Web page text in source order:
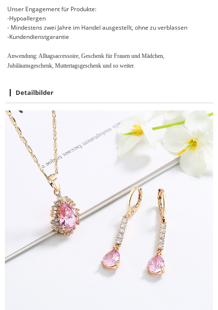
Unser Engagement für Produkte:
-Hypoallergen
- Mindestens zwei Jahre im Handel ausgestellt, ohne zu verblassen
-Kundendienstgarantie
Anwendung: Alltagsaccessoire, Geschenk für Frauen und Mädchen,
Jubiläumsgeschenk, Muttertagsgeschenk und so weiter.
Detailbilder